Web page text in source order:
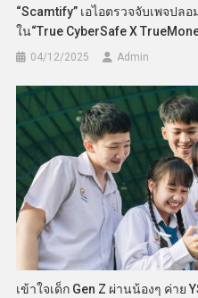
“Scamtify” เอไอตรวจจับเพจป
ใน“True CyberSafe X
04/12/2025 Admin
เข้าใจเด็ก Gen Z ผ่านน้องๆ ค่าย